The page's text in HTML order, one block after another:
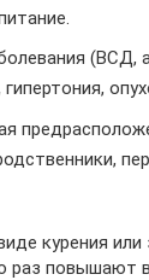
(ВСД,
курения или
раз повышают